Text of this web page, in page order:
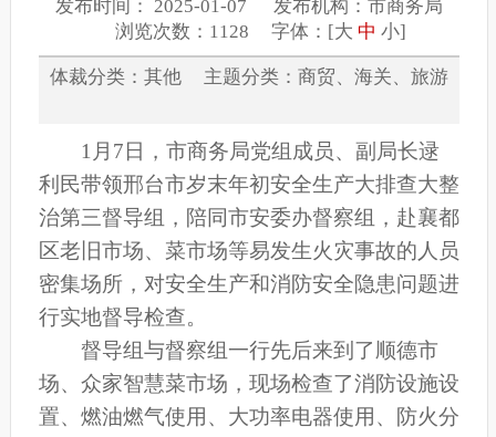
发布时间： 2025-01-07 发布机构：市商务局
浏览次数：1128 字体：[大 中 小]
体裁分类：其他 主题分类：商贸、海关、旅游
1月7日，市商务局党组成员、副局长逯
利民带领邢台市岁末年初安全生产大排查大整
治第三督导组，陪同市安委办督察组，赴襄都
区老旧市场、菜市场等易发生火灾事故的人员
密集场所，对安全生产和消防安全隐患问题进
行实地督导检查。
督导组与督察组一行先后来到了顺德市
场、众家智慧菜市场，现场检查了消防设施设
置、燃油燃气使用、大功率电器使用、防火分